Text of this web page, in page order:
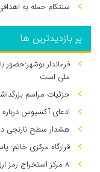
سنتکام حمله به
پر بازدیدترین ها
فرماندار
ملی است
جزئیات مراسم
ادعای آکسیوس
هشدار سطح نارنجی
قرارگاه مرکزی خاتم:
۸ مرکز استخراج رمز ارز در عسلویه متلاشی شد